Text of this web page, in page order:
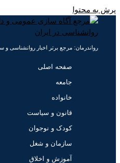
پرش به محتوا
رواندرمان: مرجع برتر اخبار روانشناسی و
صفحه اصلی
جامعه
خانواده
قانون و سیاست
کودک و نوجوان
سازمان و شغل
آموزش و اخلاق